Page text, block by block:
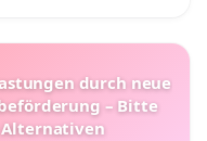
durch neue
– Bitte